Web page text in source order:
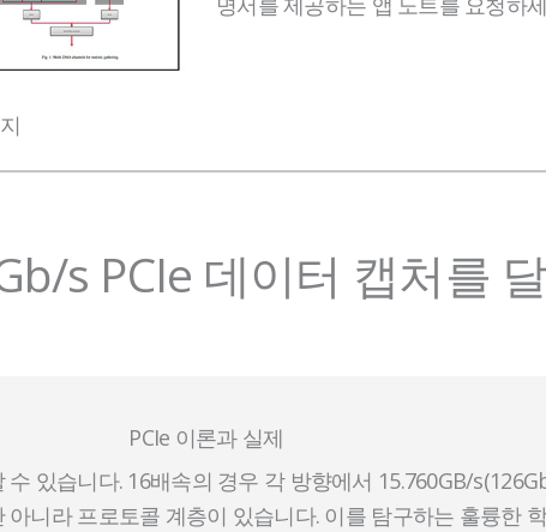
s PCIe 데이터 캡처를
PCIe 이론과 실제
있습니다. 16배속의 경우 각 방향에서 15.760GB/
니라 프로토콜 계층이 있습니다. 이를 탐구하는 훌륭한